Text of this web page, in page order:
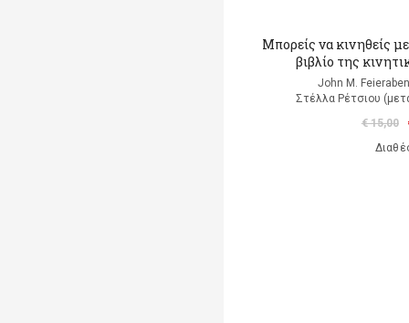
Μπορείς να κινηθείς
βιβλίο της
John M.
Στέλλα Ρέτσιου
€ 15,00